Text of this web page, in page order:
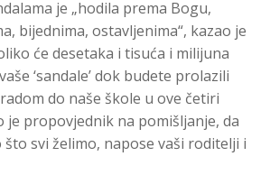
je „hodila prema Bogu,
bijednima, ostavljenima“, kazao je
će desetaka i tisuća i milijuna
‘sandale’ dok budete prolazili
do naše škole u ove četiri
je propovjednik na pomišljanje, da
svi želimo, napose vaši roditelji i